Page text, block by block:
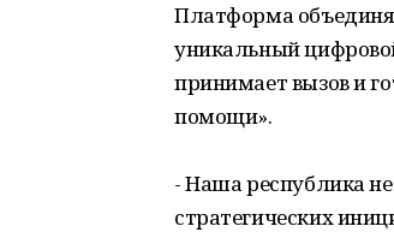
Платформа
уникальный
принимает вызов и
помощи».
- Наша республика
стратегических